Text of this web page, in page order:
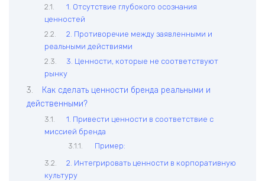
1. Отсутствие глубокого осознания
ценностей
2. Противоречие между заявленными и
реальными действиями
3. Ценности, которые не соответствуют
рынку
Как сделать ценности бренда реальными и
действенными?
1. Привести ценности в соответствие с
миссией бренда
Пример:
2. Интегрировать ценности в корпоративную
культуру